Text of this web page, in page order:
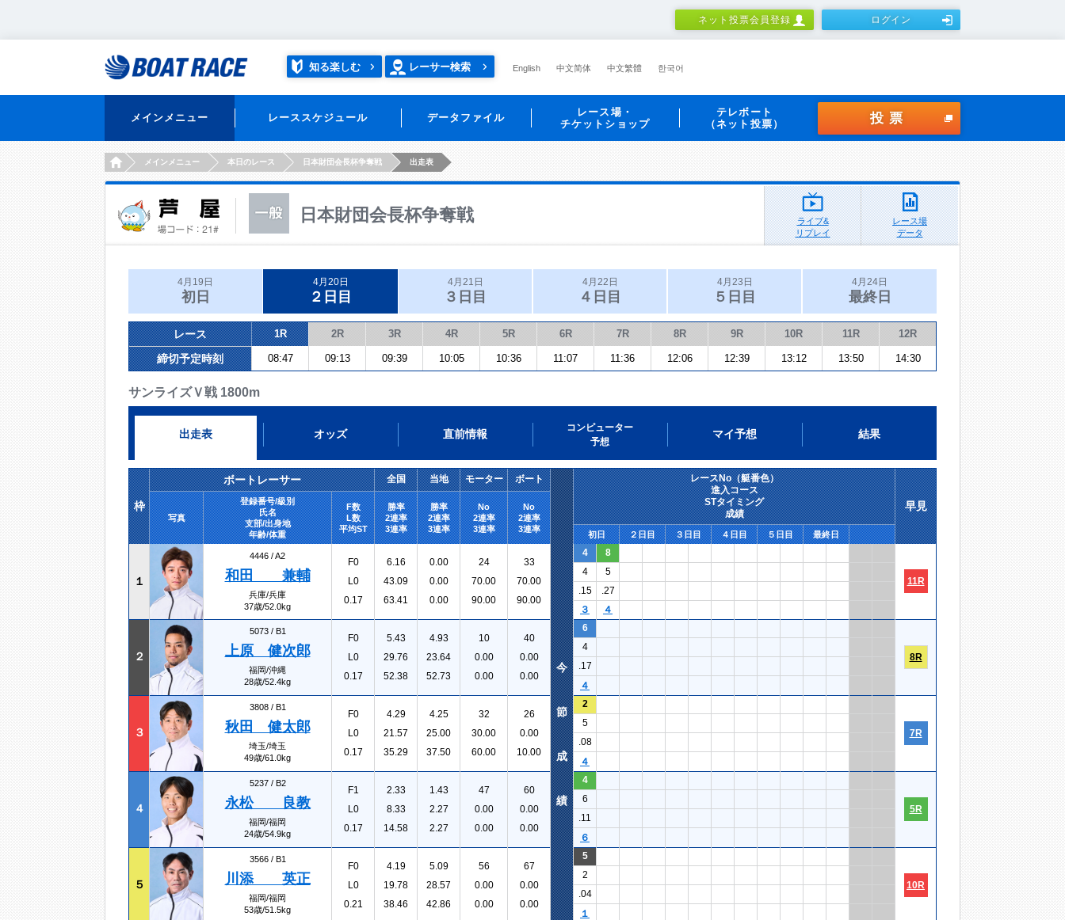
ネット投票会員登録 ログイン
知る楽しむ レーサー検索 English 中文简体 中文繁體 한국어
メインメニュー レーススケジュール データファイル
レース場・
チケットショップ
テレボート
（ネット投票）
投票
HOMEメインメニュー 本日のレース 日本財団会長杯争奪戦 出走表
日本財団会長杯争奪戦
ライブ&
リプレイ
レース場
データ
4月19日
初日
4月20日
２日目
4月21日
３日目
4月22日
４日目
4月23日
５日目
4月24日
最終日
レース 1R 2R 3R 4R 5R 6R 7R 8R 9R 10R 11R 12R
締切予定時刻 08:47 09:13 09:39 10:05 10:36 11:07 11:36 12:06 12:39 13:12 13:50 14:30
サンライズＶ戦 1800m
出走表 オッズ 直前情報
コンピューター
予想
マイ予想 結果
枠
ボートレーサー 全国 当地 モーター ボート
レースNo（艇番色）
進入コース
STタイミング
成績
早見
写真
登録番号/級別
氏名
支部/出身地
年齢/体重
F数
L数
平均ST
勝率
2連率
3連率
勝率
2連率
3連率
No
2連率
3連率
No
2連率
3連率
初日 ２日目 ３日目 ４日目 ５日目 最終日
１
4446 /A2
和田 兼輔
兵庫/兵庫
37歳/52.0kg
F0
L0
0.17
6.16
43.09
63.41
0.00
0.00
0.00
24
70.00
90.00
33
70.00
90.00
4 8
11R
4
5
.15
.27
３
４
２
5073 / B1
上原 健次郎
福岡/沖縄
28歳/52.4kg
F0
L0
0.17
5.43
29.76
52.38
4.93
23.64
52.73
10
0.00
0.00
40
0.00
0.00
6
8R
4
.17
４
３
3808 / B1
秋田 健太郎
埼玉/埼玉
49歳/61.0kg
F0
L0
0.17
4.29
21.57
35.29
4.25
25.00
37.50
32
30.00
60.00
26
0.00
10.00
2
7R
5
.08
４
４
5237 / B2
永松 良教
福岡/福岡
24歳/54.9kg
F1
L0
0.17
2.33
8.33
14.58
1.43
2.27
2.27
47
0.00
0.00
60
0.00
0.00
4
5R
6
.11
６
５
3566 / B1
川添 英正
福岡/福岡
53歳/51.5kg
F0
L0
0.21
4.19
19.78
38.46
5.09
28.57
42.86
56
0.00
0.00
67
0.00
0.00
5
10R
2
.04
１
今
節
成
績